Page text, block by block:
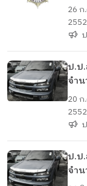
26 ก
2552
ป.ป
จำน
20 ก
2552
ป.ป
จำน